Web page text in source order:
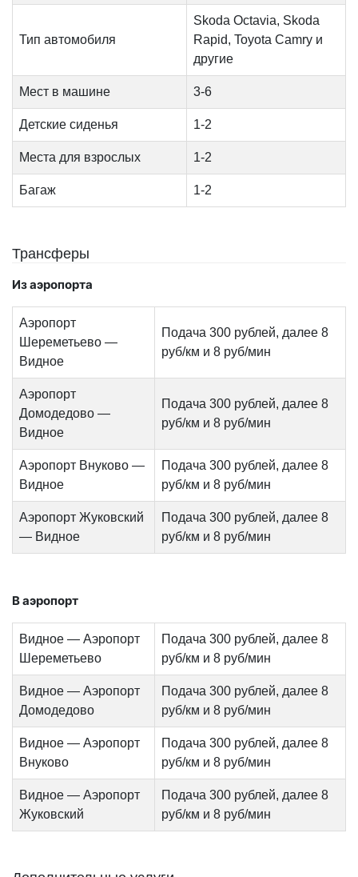
Тип автомобиля
Skoda Octavia, Skoda
Rapid, Toyota Camry и
другие
Мест в машине 3-6
Детские сиденья 1-2
Места для взрослых 1-2
Багаж 1-2
Трансферы
Из аэропорта
Аэропорт
Шереметьево —
Видное
Подача 300 рублей, далее 8
руб/км и 8 руб/мин
Аэропорт
Домодедово —
Видное
Подача 300 рублей, далее 8
руб/км и 8 руб/мин
Аэропорт Внуково —
Видное
Подача 300 рублей, далее 8
руб/км и 8 руб/мин
Аэропорт Жуковский
— Видное
Подача 300 рублей, далее 8
руб/км и 8 руб/мин
В аэропорт
Видное — Аэропорт
Шереметьево
Подача 300 рублей, далее 8
руб/км и 8 руб/мин
Видное — Аэропорт
Домодедово
Подача 300 рублей, далее 8
руб/км и 8 руб/мин
Видное — Аэропорт
Внуково
Подача 300 рублей, далее 8
руб/км и 8 руб/мин
Видное — Аэропорт
Жуковский
Подача 300 рублей, далее 8
руб/км и 8 руб/мин